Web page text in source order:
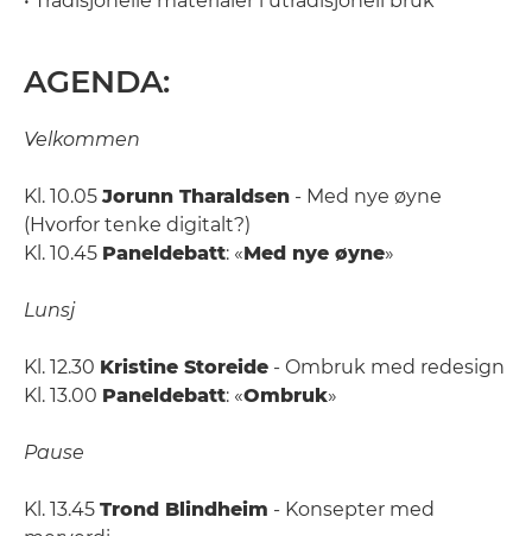
AGENDA:
Velkommen
Kl. 10.05 Jorunn Tharaldsen - Med nye øyne
(Hvorfor tenke digitalt?)
Kl. 10.45 Paneldebatt: «Med nye øyne»​
Lunsj
Kl. 12.30 Kristine Storeide - Ombruk med redesign​
Kl. 13.00 Paneldebatt: «Ombruk»​
Pause
Kl. 13.45 Trond Blindheim - Konsepter med